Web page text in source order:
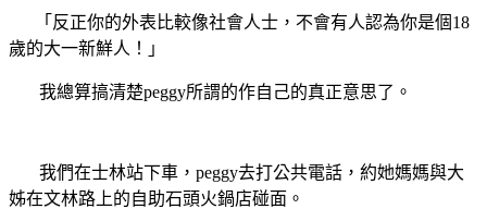
「反正你的外表比較像社會人士，不會有人認為你是個18
歲的大一新鮮人！」
我總算搞清楚peggy所謂的作自己的真正意思了。
我們在士林站下車， peggy去打公共電話，約她媽媽與大
姊在文林路上的自助石頭火鍋店碰面。